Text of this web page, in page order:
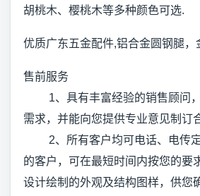
胡桃木、樱桃木等多种颜色可选.
优质广东五金配件,铝合金圆钢腿，
售前服务
1、具有丰富经验的销售顾问，
需求，并能向您提供专业意见制订
2、所有客户均可电话、电传定
的客户，可在最短时间内按您的要
设计绘制的外观及结构图样，供您